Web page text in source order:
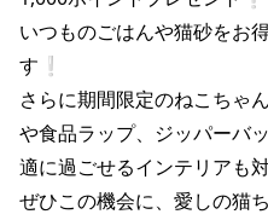
いつものごはんや猫砂をお
す❕
さらに期間限定のねこちゃ
や食品ラップ、ジッパーバ
適に過ごせるインテリアも
ぜひこの機会に、愛しの猫